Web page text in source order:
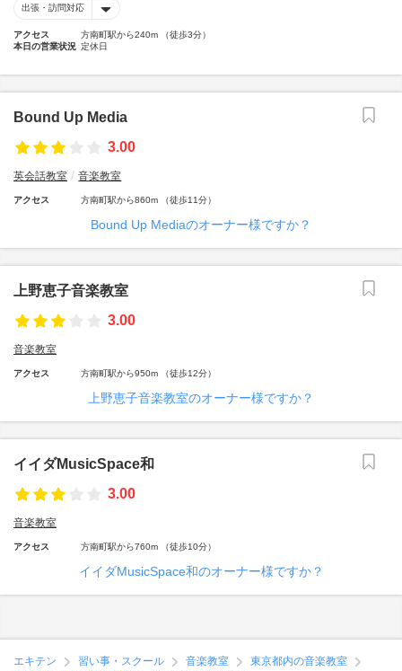
出張・訪問対応
アクセス
方南町駅から240m （徒歩3分）
本日の営業状況 定休日
Bound Up Media
3.00
英会話教室 音楽教室
アクセス 方南町駅から860m （徒歩11分）
Bound Up Mediaのオーナー様ですか？
上野恵子音楽教室
3.00
音楽教室
アクセス 方南町駅から950m （徒歩12分）
上野恵子音楽教室のオーナー様ですか？
イイダMusicSpace和
3.00
音楽教室
アクセス 方南町駅から760m （徒歩10分）
イイダMusicSpace和のオーナー様ですか？
エキテン 習い事・スクール 音楽教室
東京都内の音楽教室